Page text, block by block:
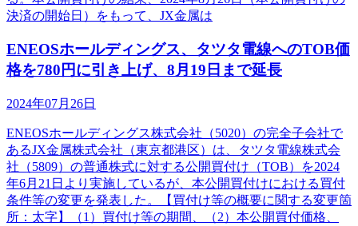
決済の開始日）をもって、JX金属は
ENEOSホールディングス、タツタ電線へのTOB価
格を780円に引き上げ、8月19日まで延長
2024年07月26日
ENEOSホールディングス株式会社（5020）の完全子会社で
あるJX金属株式会社（東京都港区）は、タツタ電線株式会
社（5809）の普通株式に対する公開買付け（TOB）を2024
年6月21日より実施しているが、本公開買付けにおける買付
条件等の変更を発表した。【買付け等の概要に関する変更箇
所：太字】（1）買付け等の期間、（2）本公開買付価格、